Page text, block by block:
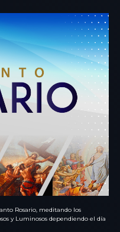
Rosario, meditando los
y Luminosos dependiendo el día